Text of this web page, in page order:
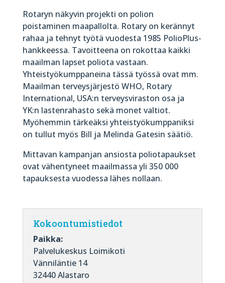
Rotaryn näkyvin projekti on polion
poistaminen maapallolta. Rotary on kerännyt
rahaa ja tehnyt työtä vuodesta 1985 PolioPlus-
hankkeessa. Tavoitteena on rokottaa kaikki
maailman lapset poliota vastaan.
Yhteistyökumppaneina tässä työssä ovat mm.
Maailman terveysjärjestö WHO, Rotary
International, USA:n terveysviraston osa ja
YK:n lastenrahasto sekä monet valtiot.
Myöhemmin tärkeäksi yhteistyökumppaniksi
on tullut myös Bill ja Melinda Gatesin säätiö.
Mittavan kampanjan ansiosta poliotapaukset
ovat vähentyneet maailmassa yli 350 000
tapauksesta vuodessa lähes nollaan.
Kokoontumistiedot
Paikka:
Palvelukeskus Loimikoti
Vänniläntie 14
32440 Alastaro